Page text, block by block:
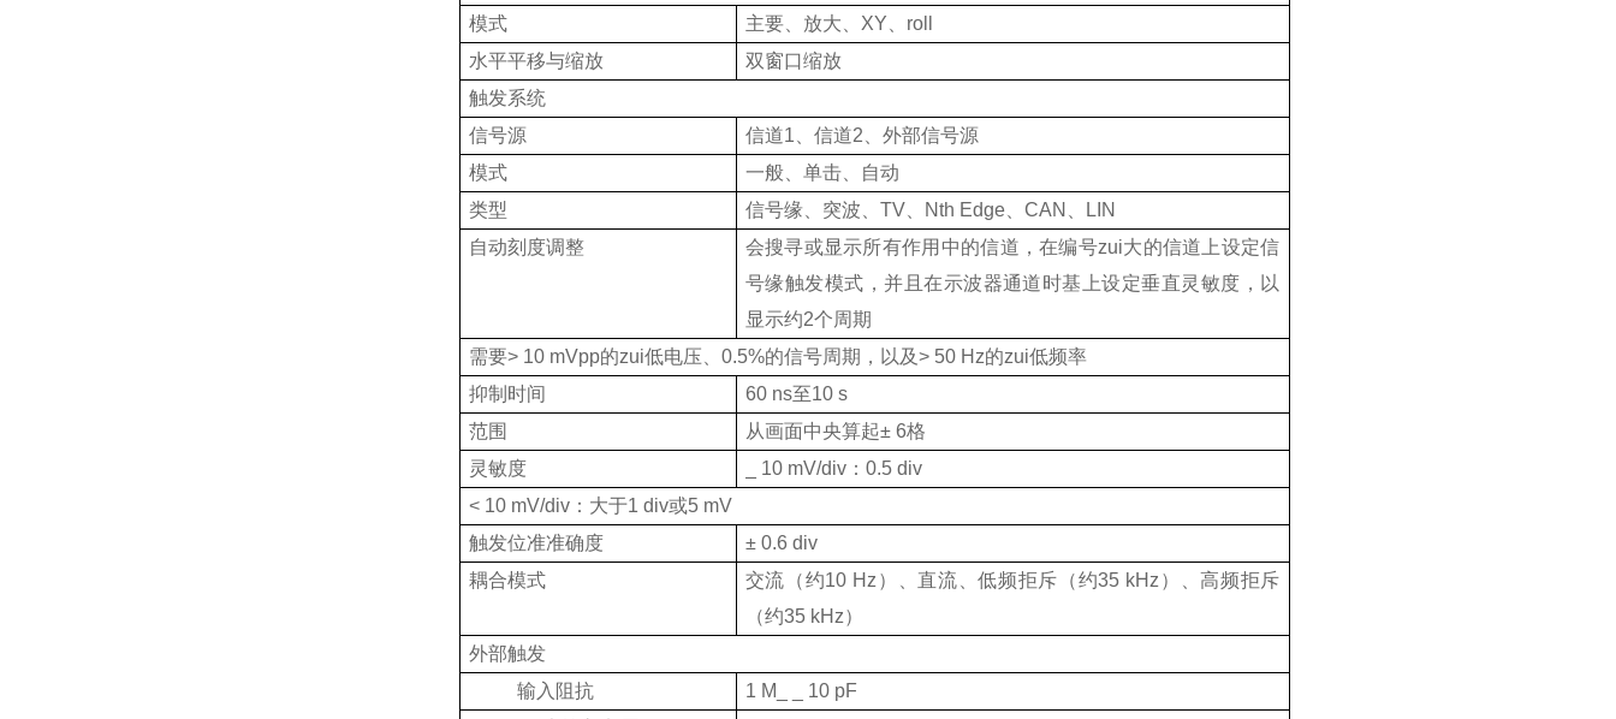
模式
主要、放大、 XY
roll
水平平移与缩放
双窗口缩放
触发系统
信号源
信道1 、信道2 、外部信号源
模式
一般、单击、自动
类型
信号缘、突波、 TV、 Nth Edge、 CAN
LIN
自动刻度调整
会搜寻或显示所有作用中的信道，在编号zui大的信道上设定信
号缘触发模式，并且在示波器通道时基上设定垂直灵敏度，以
显示约2个周期
需要> 10 mVpp的zui低电压、 0.5%的信号周期，以及> 50 Hz的zui低频率
抑制时间
60 ns至10 s
范围
从画面中央算起± 6格
灵敏度
_ 10 mV/div： 0.5 div
< 10 mV/div：大于1 div或5 mV
触发位准准确度
± 0.6 div
耦合模式
交流（约10 Hz ）、直流、低频拒斥（约35 kHz ）、高频拒斥
（约35 kHz）
外部触发
输入阻抗
1 M_ _ 10 pF